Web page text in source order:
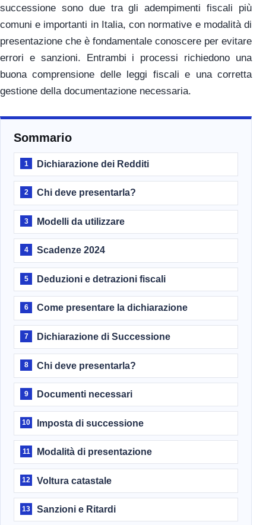
successione sono due tra gli adempimenti fiscali più
comuni e importanti in Italia, con normative e modalità di
presentazione che è fondamentale conoscere per evitare
errori e sanzioni. Entrambi i processi richiedono una
buona comprensione delle leggi fiscali e una corretta
gestione della documentazione necessaria.
Sommario
1 Dichiarazione dei Redditi
2 Chi deve presentarla?
3 Modelli da utilizzare
4 Scadenze 2024
5 Deduzioni e detrazioni fiscali
6 Come presentare la dichiarazione
7 Dichiarazione di Successione
8 Chi deve presentarla?
9 Documenti necessari
10 Imposta di successione
11 Modalità di presentazione
12 Voltura catastale
13 Sanzioni e Ritardi